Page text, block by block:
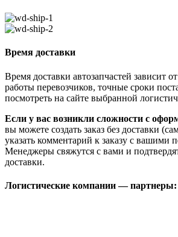
Время доставки
Время доставки автозапчастей зависит
работы перевозчиков, точные сроки
посмотреть на сайте выбранной
Если у вас возникли сложности с
вы можете создать заказ без доставки
указать комментарий к заказу с вашими
Менеджеры свяжутся с вами и
доставки.
Логистические компании — партнеры: